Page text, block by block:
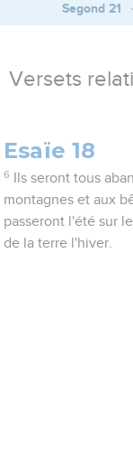
Segond 21
Versets
Esaïe 18
6
Ils seront tous
montagnes et aux
passeront l'été sur
de la terre l'hiver.